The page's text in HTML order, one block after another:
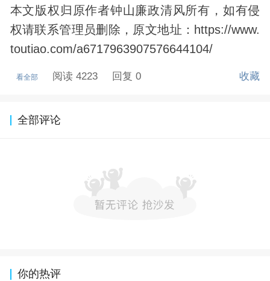
本文版权归原作者钟山廉政清风所有，如有侵
权请联系管理员删除，原文地址：https://www.
toutiao.com/a6717963907576644104/
看全部 阅读 4223 回复 0 收藏
全部评论
你的热评